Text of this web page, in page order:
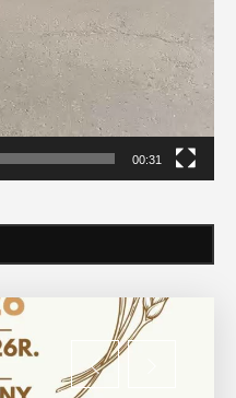
00:31